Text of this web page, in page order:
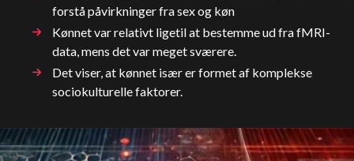
forstå påvirkninger fra sex og køn
Kønnet var relativt ligetil at bestemme ud fra fMRI-
data, mens det var meget sværere.
Det viser, at kønnet især er formet af komplekse
sociokulturelle faktorer.